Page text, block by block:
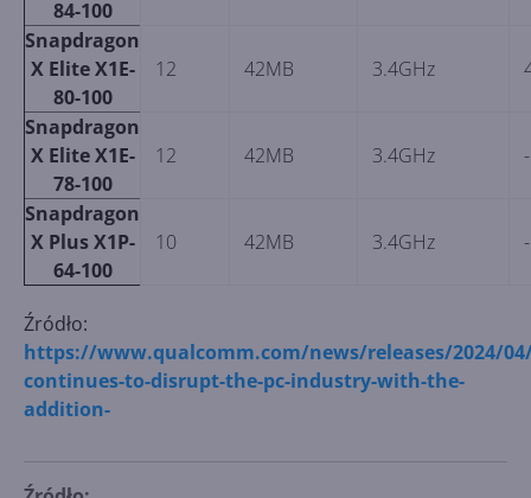
84-100
Snapdragon
X Elite X1E-
80-100
12 42MB 3.4GHz
Snapdragon
X Elite X1E-
78-100
12 42MB 3.4GHz -
Snapdragon
X Plus X1P-
64-100
10 42MB 3.4GHz -
Źródło:
https://www.qualcomm.com/news/releases/2024/
continues-to-disrupt-the-pc-industry-with-the-
addition-